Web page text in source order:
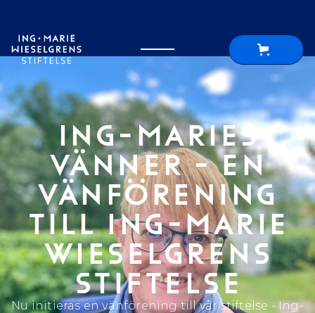
ING-MARIES
VÄNNER - EN
VÄNFÖRENING
TILL ING-MARIE
WIESELGRENS
STIFTELSE
Nu initieras en vänförening till vår stiftelse - Ing-